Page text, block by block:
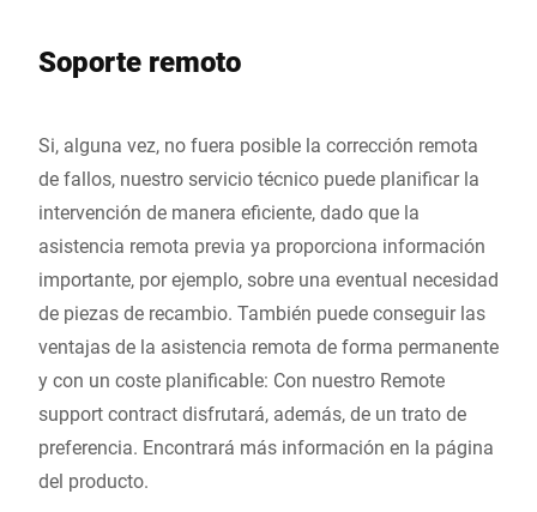
Soporte remoto
Si, alguna vez, no fuera posible la corrección remota
de fallos, nuestro servicio técnico puede planificar la
intervención de manera eficiente, dado que la
asistencia remota previa ya proporciona información
importante, por ejemplo, sobre una eventual necesidad
de piezas de recambio. También puede conseguir las
ventajas de la asistencia remota de forma permanente
y con un coste planificable: Con nuestro Remote
support contract disfrutará, además, de un trato de
preferencia. Encontrará más información en la página
del producto.